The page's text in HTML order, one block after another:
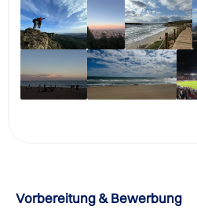
Vorbereitung & Bewerbung